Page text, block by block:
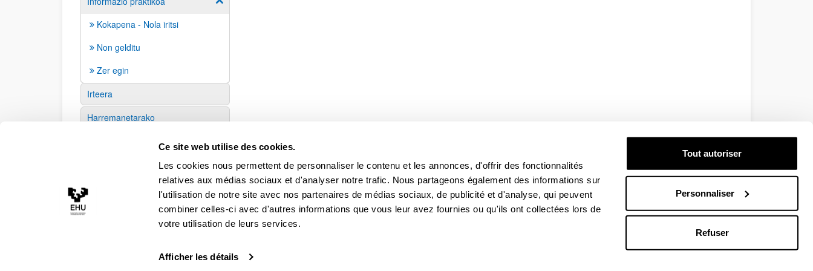
Ce site web utilise des cookies.
Les cookies nous permettent de personnaliser le contenu et les annonces, d'offrir des fonctionnalités
relatives aux médias sociaux et d'analyser notre trafic. Nous partageons également des informations sur
l'utilisation de notre site avec nos partenaires de médias sociaux, de publicité et d'analyse, qui peuvent
combiner celles-ci avec d'autres informations que vous leur avez fournies ou qu'ils ont collectées lors de
votre utilisation de leurs services.
Afficher les détails
Tout autoriser
Personnaliser
Refuser
Kokapena - Nola iritsi
Non gelditu
Zer egin
Irteera
Harremanetarako